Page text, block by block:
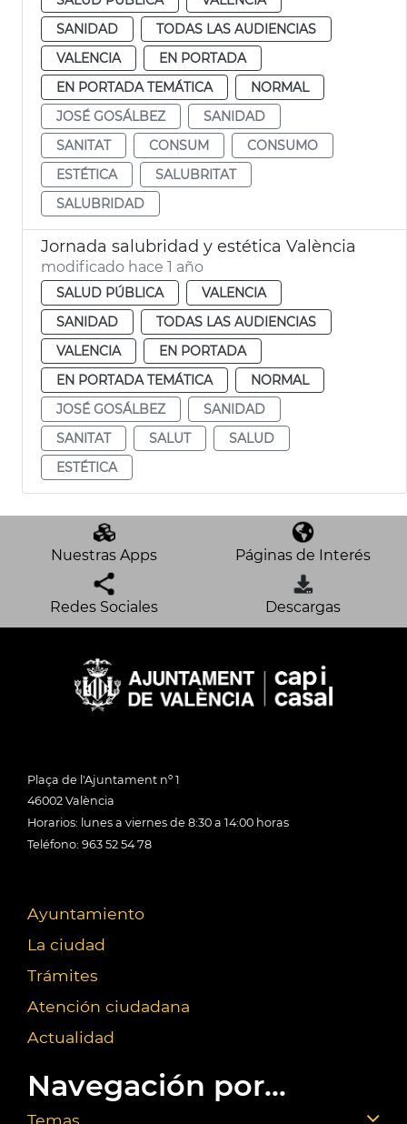
SANIDAD
TODAS LAS AUDIENCIAS
VALENCIA
EN PORTADA
EN PORTADA TEMÁTICA
NORMAL
JOSÉ GOSÁLBEZ
SANIDAD
SANITAT
CONSUM
CONSUMO
ESTÉTICA
SALUBRITAT
SALUBRIDAD
Jornada salubridad y estética València
modificado hace 1 año
SALUD PÚBLICA
VALENCIA
SANIDAD
TODAS LAS AUDIENCIAS
VALENCIA
EN PORTADA
EN PORTADA TEMÁTICA
NORMAL
JOSÉ GOSÁLBEZ
SANIDAD
SANITAT
SALUT
SALUD
ESTÉTICA
Nuestras Apps Páginas de Interés
Redes Sociales Descargas
Plaça de l'Ajuntament nº 1
46002 València
Horarios: lunes a viernes de 8:30 a 14:00 horas
Teléfono: 963 52 54 78
Ayuntamiento
La ciudad
Trámites
Atención ciudadana
Actualidad
Navegación por...
Temas